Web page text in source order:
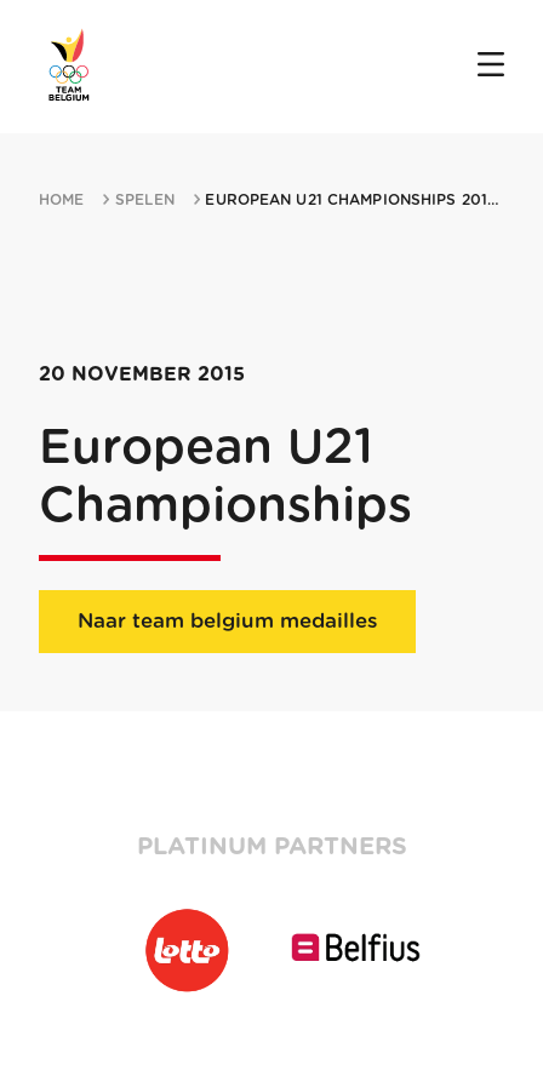
HOME SPELEN EUROPEAN U21 CHAMPIONSHIPS 20112015 BUCHAREST
20 NOVEMBER 2015
European U21
Championships
Naar team belgium medailles
PLATINUM PARTNERS